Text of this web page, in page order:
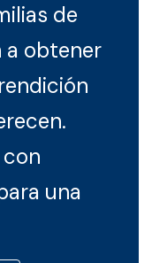
de
a obtener
una